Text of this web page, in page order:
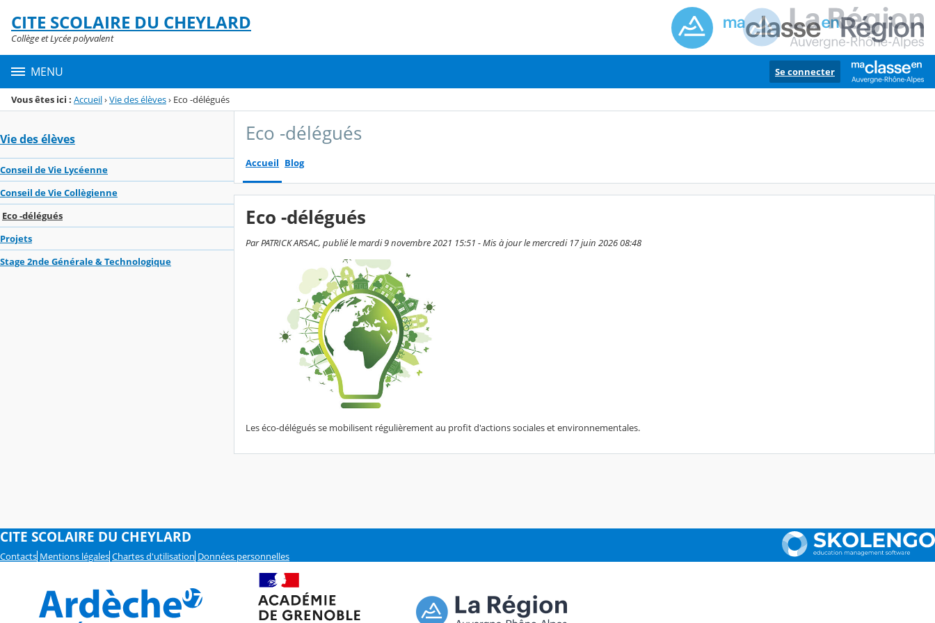
Menu de la rubrique
Contenu
CITE SCOLAIRE DU CHEYLARD
Collège et Lycée polyvalent
MENU Se connecter
Vous êtes ici : Accueil›Vie des élèves› Eco -délégués
Vie des élèves
Conseil de Vie Lycéenne
Conseil de Vie Collègienne
Eco -délégués
Projets
Stage 2nde Générale & Technologique
Eco -délégués
Accueil Blog
Eco -délégués
Par PATRICK ARSAC, publié le mardi 9 novembre 2021 15:51 - Mis à jour le mercredi 17 juin 2026 08:48
Les éco-délégués se mobilisent régulièrement au profit d'actions sociales et environnementales.
CITE SCOLAIRE DU CHEYLARD
Contacts Mentions légales Chartes d'utilisation Données personnelles